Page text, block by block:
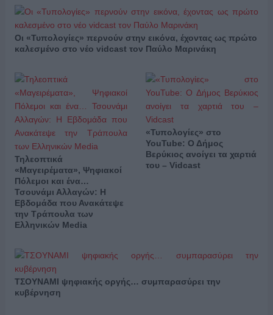
Οι «Τυπολογίες» περνούν στην εικόνα, έχοντας ως πρώτο
καλεσμένο στο νέο vidcast τον Παύλο Μαρινάκη
Τηλεοπτικά
«Μαγειρέματα», Ψηφιακοί
Πόλεμοι και ένα…
Τσουνάμι Αλλαγών: Η
Εβδομάδα που Ανακάτεψε
την Τράπουλα των
Ελληνικών Media
«Τυπολογίες» στο
YouTube: Ο Δήμος
Βερύκιος ανοίγει τα χαρτιά
του – Vidcast
ΤΣΟΥΝΑΜΙ ψηφιακής οργής… συμπαρασύρει την
κυβέρνηση